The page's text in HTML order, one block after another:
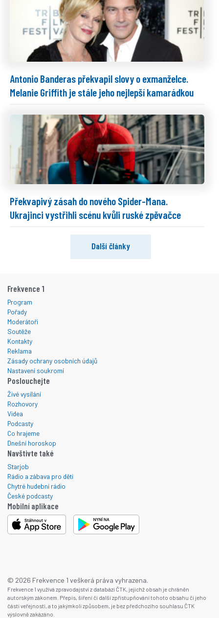
Antonio Banderas překvapil slovy o exmanželce.
Melanie Griffith je stále jeho nejlepší kamarádkou
Překvapivý zásah do nového Spider-Mana.
Ukrajinci vystřihli scénu kvůli ruské zpěvačce
Další články
Frekvence 1
Program
Pořady
Moderátoři
Soutěže
Kontakty
Reklama
Zásady ochrany osobních údajů
Nastavení soukromí
Poslouchejte
Živé vysílání
Rozhovory
Videa
Podcasty
Co hrajeme
Dnešní horoskop
Navštivte také
Starjob
Rádio a zábava pro děti
Chytré hudební rádio
České podcasty
Mobilní aplikace
© 2026 Frekvence 1 veškerá práva vyhrazena.
Frekvence 1 využívá zpravodajství z databází ČTK, jejichž obsah je chráněn
autorským zákonem. Přepis, šíření či další zpřístupňování tohoto obsahu či jeho
části veřejnosti, a to jakýmkoli způsobem, je bez předchozího souhlasu ČTK
výslovně zakázáno.